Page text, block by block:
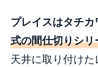
プレイスはタチ
式の間仕切りシリ
天井に取り付けた